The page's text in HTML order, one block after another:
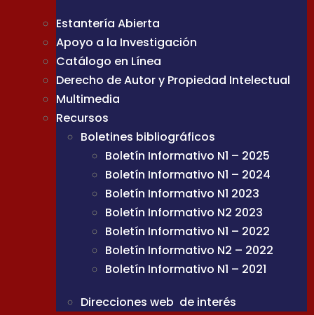
Estantería Abierta
Apoyo a la Investigación
Catálogo en Línea
Derecho de Autor y Propiedad Intelectual
Multimedia
Recursos
Boletines bibliográficos
Boletín Informativo N1 – 2025
Boletín Informativo N1 – 2024
Boletín Informativo N1 2023
Boletín Informativo N2 2023
Boletín Informativo N1 – 2022
Boletín Informativo N2 – 2022
Boletín Informativo N1 – 2021
Direcciones web de interés